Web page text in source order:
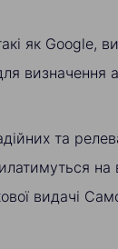
як Google,
визначення
та
видачі